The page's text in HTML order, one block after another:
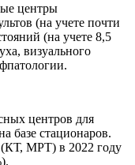
центры
(на учете почти
(на учете 8,5
визуального
центров для
базе стационаров.
(КТ, МРТ) в 2022 году